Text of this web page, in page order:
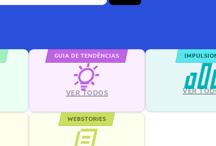
GUIA DE TENDÊNCIAS
VER TODOS VER
WEBSTORIES